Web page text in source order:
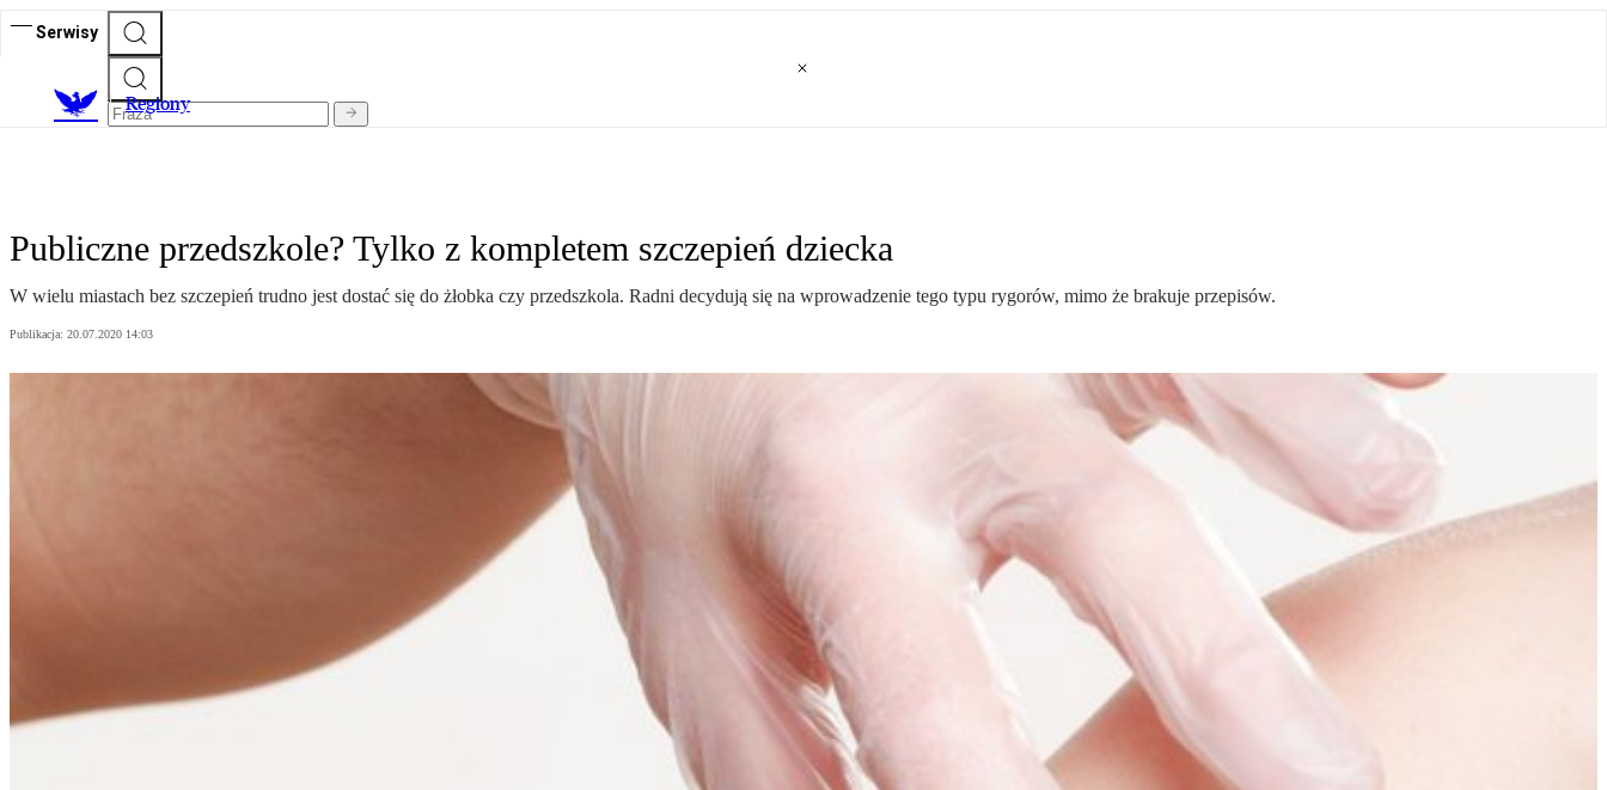
Serwisy
Regiony
Publiczne przedszkole? Tylko z kompletem szczepień dziecka
W wielu miastach bez szczepień trudno jest dostać się do żłobka czy przedszkola. Radni decydują się na wprowadzenie tego typu rygorów, mimo że brakuje przepisów.
Publikacja: 20.07.2020 14:03